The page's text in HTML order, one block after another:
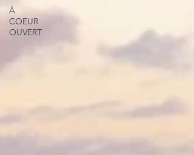
À
COEUR
OUVERT